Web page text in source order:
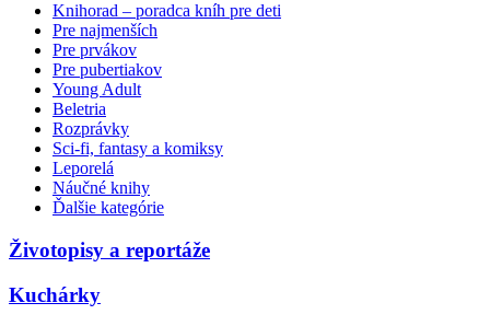
Knihorad – poradca kníh pre deti
Pre najmenších
Pre prvákov
Pre pubertiakov
Young Adult
Beletria
Rozprávky
Sci-fi, fantasy a komiksy
Leporelá
Náučné knihy
Ďalšie kategórie
Životopisy a reportáže
Kuchárky